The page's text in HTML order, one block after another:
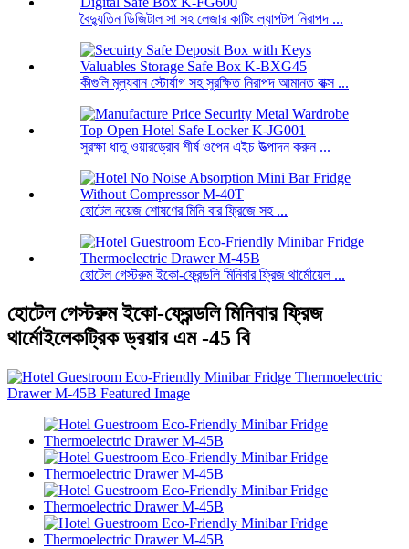
বৈদ্যুতিন ডিজিটাল সা সহ লেজার কাটিং ল্যাপটপ নিরাপদ ...
কীগুলি মূল্যবান স্টোর্যাগ সহ সুরক্ষিত নিরাপদ আমানত বাক্স ...
সুরক্ষা ধাতু ওয়ারড্রোব শীর্ষ ওপেন এইচ উত্পাদন করুন ...
হোটেল নয়েজ শোষণের মিনি বার ফ্রিজে সহ ...
হোটেল গেস্টরুম ইকো-ফ্রেন্ডলি মিনিবার ফ্রিজ থার্মোয়েল ...
হোটেল গেস্টরুম ইকো-ফ্রেন্ডলি মিনিবার ফ্রিজ
থার্মোইলেকট্রিক ড্রয়ার এম -45 বি